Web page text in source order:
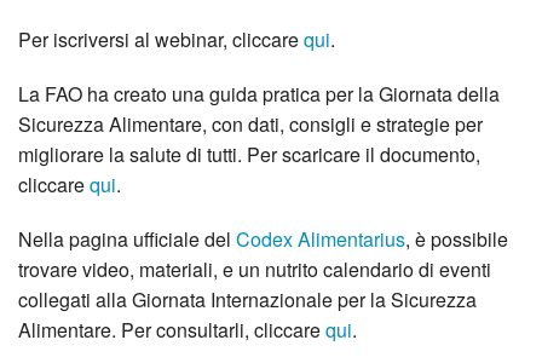
Per iscriversi al webinar, cliccarequi.
La FAO ha creato una guida pratica per la Giornata della
Sicurezza Alimentare, con dati, consigli e strategie per
migliorare la salute di tutti. Per scaricare il documento,
cliccarequi.
Nella pagina ufficiale del Codex Alimentarius, è possibile
trovare video, materiali, e un nutrito calendario di eventi
collegati alla Giornata Internazionale per la Sicurezza
Alimentare. Per consultarli, cliccarequi.